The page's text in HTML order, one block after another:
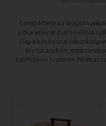
Camp4 tarjoaa laajan
jotka etsivät ihanteellisia
Olipa kyseessä
löydät kaiken, mitä
luomiseen luonnon